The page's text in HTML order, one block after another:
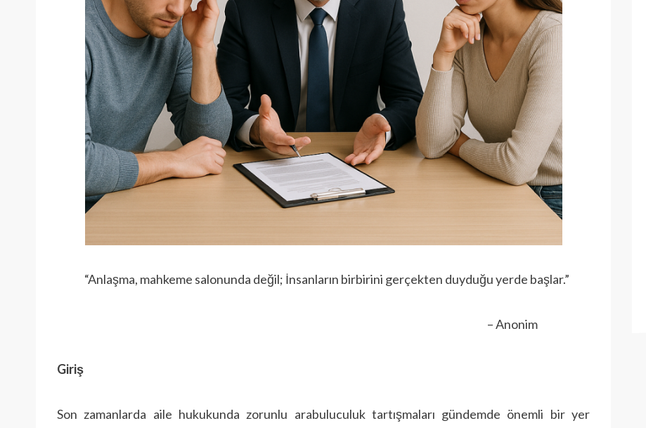
“Anlaşma, mahkeme salonunda değil; İnsanların birbirini gerçekten duyduğu yerde başlar.”
– Anonim
Giriş
Son zamanlarda aile hukukunda zorunlu arabuluculuk tartışmaları gündemde önemli bir yer